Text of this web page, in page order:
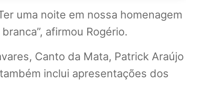
uma noite em nossa homenagem
afirmou Rogério.
Canto da Mata, Patrick Araújo
inclui apresentações dos